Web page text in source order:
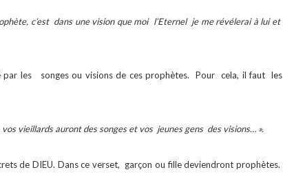
c’est dans une vision que moi l’Eternel je me révélerai à lui et
par les songes ou visions de ces prophètes. Pour cela, il faut les
vieillards auront des songes et vos jeunes gens des visions… ».
de DIEU. Dans ce verset, garçon ou fille deviendront prophètes.